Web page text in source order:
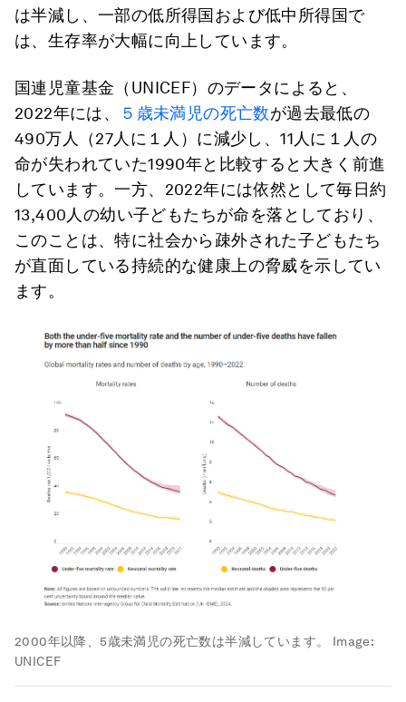
は半減し、一部の低所得国および低中所得国で
は、生存率が大幅に向上しています。
国連児童基金（UNICEF）のデータによると、
2022年には、
５歳未満児の死亡数が過去最低の
490万人（27人に１人）に減少し、11人に１人の
命が失われていた1990年と比較すると大きく前進
しています。一方、2022年には依然として毎日約
13,400人の幼い子どもたちが命を落としており、
このことは、特に社会から疎外された子どもたち
が直面している持続的な健康上の脅威を示してい
ます。
2000年以降、5歳未満児の死亡数は半減しています。
Image:
UNICEF